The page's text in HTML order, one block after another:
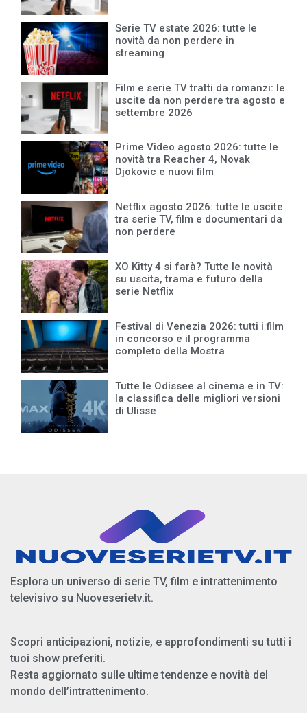
Serie TV estate 2026: tutte le
novità da non perdere in
streaming
Film e serie TV tratti da romanzi: le
uscite da non perdere tra agosto e
settembre 2026
Prime Video agosto 2026: tutte le
novità tra Reacher 4, Novak
Djokovic e nuovi film
Netflix agosto 2026: tutte le uscite
tra serie TV, film e documentari da
non perdere
XO Kitty 4 si farà? Tutte le novità
su uscita, trama e futuro della
serie Netflix
Festival di Venezia 2026: tutti i film
in concorso e il programma
completo della Mostra
Tutte le Odissee al cinema e in TV:
la classifica delle migliori versioni
di Ulisse
Esplora un universo di serie TV, film e intrattenimento
televisivo su Nuoveserietv.it.
Scopri anticipazioni, notizie, e approfondimenti su tutti i
tuoi show preferiti.
Resta aggiornato sulle ultime tendenze e novità del
mondo dell’intrattenimento.